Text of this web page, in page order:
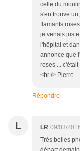
celle du
s'en trouve
flamants
je venais
l'hôpital et
annonce que
roses ...
<br /> Pierre.
Répondre
L LR 09/03/
Très belles